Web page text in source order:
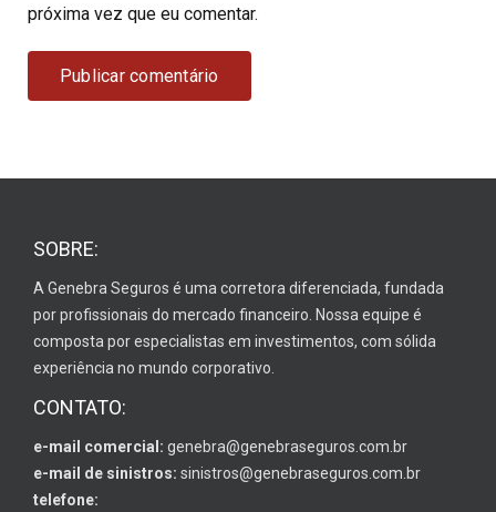
próxima vez que eu comentar.
SOBRE:
A Genebra Seguros é uma corretora diferenciada, fundada
por profissionais do mercado financeiro. Nossa equipe é
composta por especialistas em investimentos, com sólida
experiência no mundo corporativo.
CONTATO:
e-mail comercial: genebra@genebraseguros.com.br
e-mail de sinistros: sinistros@genebraseguros.com.br
telefone: